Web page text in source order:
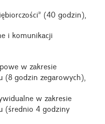
(40 godzin),
komunikacji
w zakresie
(8 godzin zegarowych),
w zakresie
(średnio 4 godziny